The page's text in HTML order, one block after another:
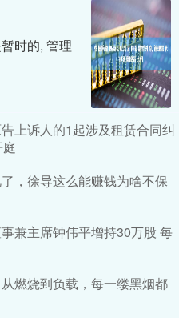
时的, 管理
上诉人的1起涉及租赁合同纠
，徐导这么能赚钱为啥不保
兼主席钟伟平增持30万股 每
燃烧到负载，每一缕黑烟都